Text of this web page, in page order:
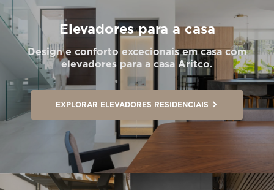
Elevadores para a casa
Design e conforto excecionais em casa com
elevadores para a casa Aritco.
EXPLORAR ELEVADORES RESIDENCIAIS